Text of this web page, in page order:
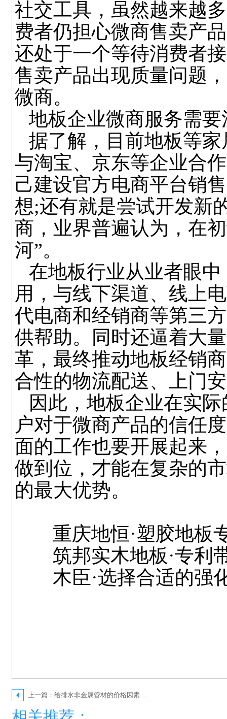
社交工具，虽然越来越
费者仍担心微商售卖产
还处于一个等待消费者
售卖产品出现质量问题
微商。
地板企业微商服务需
据了解，目前地板等
与淘宝、京东等企业合
己建设官方电商平台销
想;还有就是尝试开发新
商，业界普遍认为，在
河”。
在地板行业从业者眼
用，与线下渠道、线上
代电商和经销商等第三
供帮助。同时还逼着大
革，最终推动地板经销
合性的物流配送、上门
因此，地板企业在实
户对于微商产品的信任
面的工作也要开展起来
做到位，才能在复杂的
的最大优势。
重庆地恒·塑胶地板
筑邦实木地板·专利
木臣·选择合适的强
上一篇：给排水非金属管材的价格因素详解